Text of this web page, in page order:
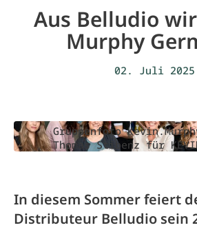
Aus Belludio
Murphy
02. Juli 2025
Gruppenfoto
Thomas Stibenz für
In diesem Sommer feiert
Distributeur Belludio sein